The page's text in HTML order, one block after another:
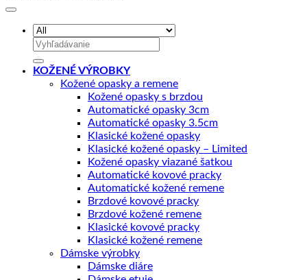
Hľadať:
KOŽENÉ VÝROBKY
Kožené opasky a remene
Kožené opasky s brzdou
Automatické opasky 3cm
Automatické opasky 3.5cm
Klasické kožené opasky
Klasické kožené opasky – Limited
Kožené opasky viazané šatkou
Automatické kovové pracky
Automatické kožené remene
Brzdové kovové pracky
Brzdové kožené remene
Klasické kovové pracky
Klasické kožené remene
Dámske výrobky
Dámske diáre